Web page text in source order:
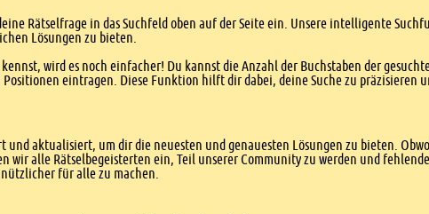
Rätselfrage in das Suchfeld oben auf der Seite ein. Unsere intelligente
Lösungen zu bieten.
wird es noch einfacher! Du kannst die Anzahl der Buchstaben der
eintragen. Diese Funktion hilft dir dabei, deine Suche zu präzisieren
aktualisiert, um dir die neuesten und genauesten Lösungen zu bieten.
wir alle Rätselbegeisterten ein, Teil unserer Community zu werden und
für alle zu machen.